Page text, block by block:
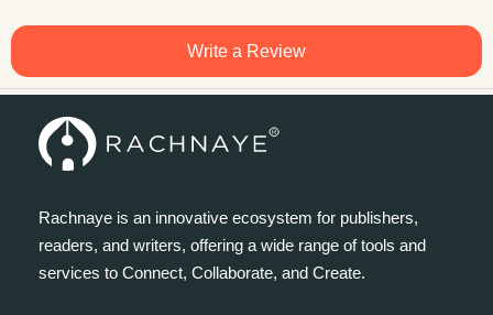
Write a Review
Rachnaye is an innovative ecosystem for publishers,
readers, and writers, offering a wide range of tools and
services to Connect, Collaborate, and Create.